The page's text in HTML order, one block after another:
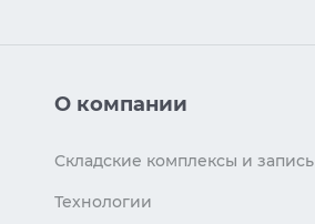
О компании
Складские комплексы и запись
Технологии